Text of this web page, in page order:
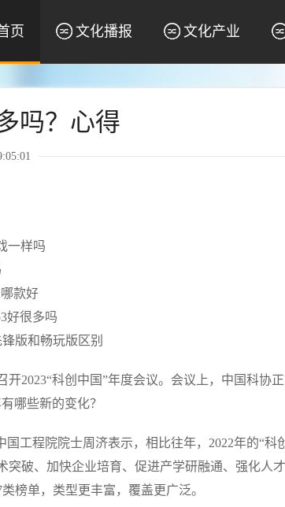
页 文化播报 文化产业
吗？心得
一样吗
款好
好很多吗
锋版和畅玩版区别
2023“科创中国”年度会议。会议上，中国科协正
哪些新的变化？
工程院院士周济表示，相比往年，2022年的“科
突破、加快企业培育、促进产学研融通、强化人
榜单，类型更丰富，覆盖更广泛。